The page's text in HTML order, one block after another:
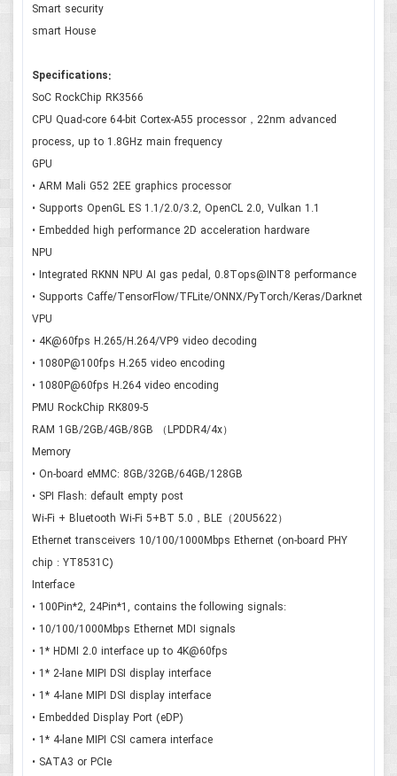
Smart security
smart House
Specifications:
SoC RockChip RK3566
CPU Quad-core 64-bit Cortex-A55 processor，22nm advanced
process, up to 1.8GHz main frequency
GPU
• ARM Mali G52 2EE graphics processor
• Supports OpenGL ES 1.1/2.0/3.2, OpenCL 2.0, Vulkan 1.1
• Embedded high performance 2D acceleration hardware
NPU
• Integrated RKNN NPU AI gas pedal, 0.8Tops@INT8 performance
• Supports Caffe/TensorFlow/TFLite/ONNX/PyTorch/Keras/Darknet
VPU
• 4K@60fps H.265/H.264/VP9 video decoding
• 1080P@100fps H.265 video encoding
• 1080P@60fps H.264 video encoding
PMU RockChip RK809-5
RAM 1GB/2GB/4GB/8GB （LPDDR4/4x）
Memory
• On-board eMMC: 8GB/32GB/64GB/128GB
• SPI Flash: default empty post
Wi-Fi + Bluetooth Wi-Fi 5+BT 5.0，BLE（20U5622）
Ethernet transceivers 10/100/1000Mbps Ethernet (on-board PHY
chip : YT8531C)
Interface
• 100Pin*2, 24Pin*1, contains the following signals:
• 10/100/1000Mbps Ethernet MDI signals
• 1* HDMI 2.0 interface up to 4K@60fps
• 1* 2-lane MIPI DSI display interface
• 1* 4-lane MIPI DSI display interface
• Embedded Display Port (eDP)
• 1* 4-lane MIPI CSI camera interface
• SATA3 or PCIe